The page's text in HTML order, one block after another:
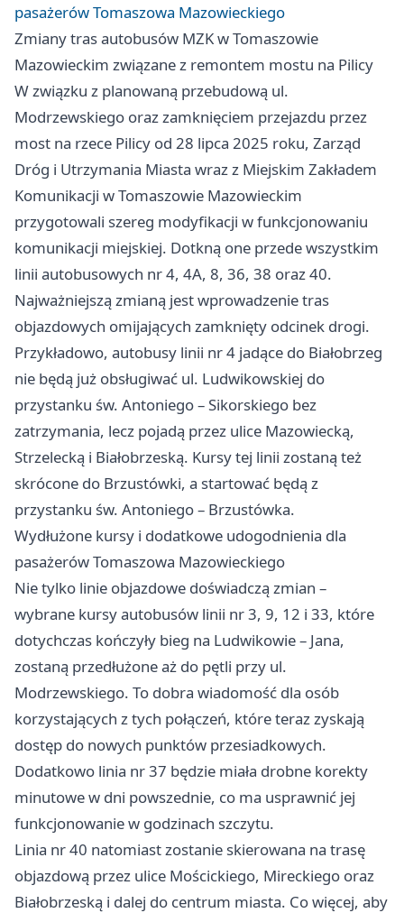
pasażerów Tomaszowa Mazowieckiego
Zmiany tras autobusów MZK w Tomaszowie
Mazowieckim związane z remontem mostu na Pilicy
W związku z planowaną przebudową ul.
Modrzewskiego oraz zamknięciem przejazdu przez
most na rzece Pilicy od 28 lipca 2025 roku, Zarząd
Dróg i Utrzymania Miasta wraz z Miejskim Zakładem
Komunikacji w Tomaszowie Mazowieckim
przygotowali szereg modyfikacji w funkcjonowaniu
komunikacji miejskiej. Dotkną one przede wszystkim
linii autobusowych nr 4, 4A, 8, 36, 38 oraz 40.
Najważniejszą zmianą jest wprowadzenie tras
objazdowych omijających zamknięty odcinek drogi.
Przykładowo, autobusy linii nr 4 jadące do Białobrzeg
nie będą już obsługiwać ul. Ludwikowskiej do
przystanku św. Antoniego – Sikorskiego bez
zatrzymania, lecz pojadą przez ulice Mazowiecką,
Strzelecką i Białobrzeską. Kursy tej linii zostaną też
skrócone do Brzustówki, a startować będą z
przystanku św. Antoniego – Brzustówka.
Wydłużone kursy i dodatkowe udogodnienia dla
pasażerów Tomaszowa Mazowieckiego
Nie tylko linie objazdowe doświadczą zmian –
wybrane kursy autobusów linii nr 3, 9, 12 i 33, które
dotychczas kończyły bieg na Ludwikowie – Jana,
zostaną przedłużone aż do pętli przy ul.
Modrzewskiego. To dobra wiadomość dla osób
korzystających z tych połączeń, które teraz zyskają
dostęp do nowych punktów przesiadkowych.
Dodatkowo linia nr 37 będzie miała drobne korekty
minutowe w dni powszednie, co ma usprawnić jej
funkcjonowanie w godzinach szczytu.
Linia nr 40 natomiast zostanie skierowana na trasę
objazdową przez ulice Mościckiego, Mireckiego oraz
Białobrzeską i dalej do centrum miasta. Co więcej, aby